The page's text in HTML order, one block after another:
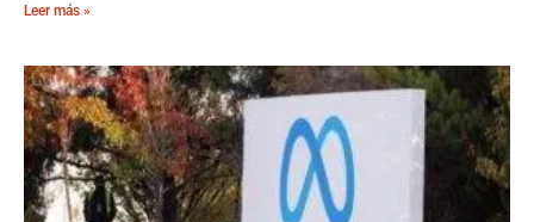
Leer más »